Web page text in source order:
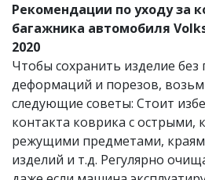
Рекомендации по уходу за
багажника автомобиля
2020
Чтобы сохранить изделие
деформаций и порезов,
следующие советы: Стоит
контакта коврика с
режущими предметами,
изделий и т.д. Регулярно